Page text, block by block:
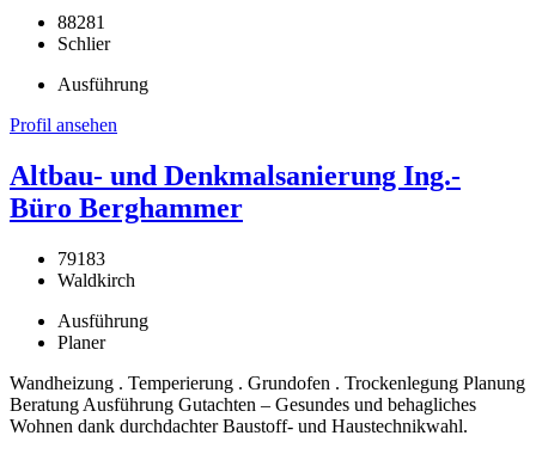
88281
Schlier
Ausführung
Profil ansehen
Altbau- und Denkmalsanierung Ing.-
Büro Berghammer
79183
Waldkirch
Ausführung
Planer
Wandheizung . Temperierung . Grundofen . Trockenlegung Planung
Beratung Ausführung Gutachten – Gesundes und behagliches
Wohnen dank durchdachter Baustoff- und Haustechnikwahl.